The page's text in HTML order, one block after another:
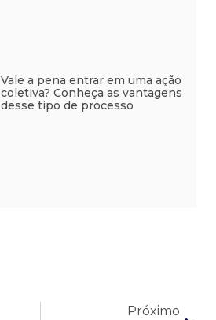
Vale a pena entrar em uma ação
coletiva? Conheça as vantagens
desse tipo de processo
Próximo